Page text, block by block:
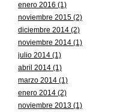
enero 2016 (1)
noviembre 2015 (2)
diciembre 2014 (2)
noviembre 2014 (1)
julio 2014 (1)
abril 2014 (1)
marzo 2014 (1)
enero 2014 (2)
noviembre 2013 (1)